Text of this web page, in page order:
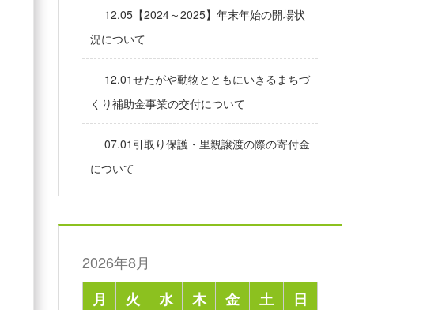
12.05【2024～2025】年末年始の開場状
況について
12.01せたがや動物とともにいきるまちづ
くり補助金事業の交付について
07.01引取り保護・里親譲渡の際の寄付金
について
2026年8月
月
火 水 木 金 土 日